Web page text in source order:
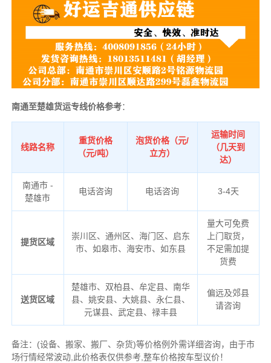
南通至楚雄货运专线价格参考：
线路名称
重货价格
（元/吨）
泡货价格（元/
立方）
运输时间
（几天到
达）
南通市 -
楚雄市
电话咨询 电话咨询 3-4天
提货区域
崇川区、通州区、海门区、启东
市、如皋市、海安市、如东县
量大可免费
上门取货，
不足需加提
货费
送货区域
楚雄市、双柏县、牟定县、南华
县、姚安县、大姚县、永仁县、
元谋县、武定县、禄丰县
偏远及郊县
请咨询
备注： (设备、搬家、搬厂、杂货)等价格例外需详细咨询，由于市
场行情经常波动,此价格表仅供参考,整车价格按车型议价！